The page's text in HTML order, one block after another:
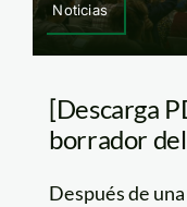
Noticias
[Descarga
borrador
Después de